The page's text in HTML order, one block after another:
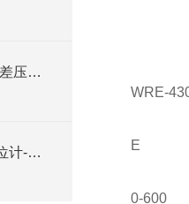
D530/7DD、D530/7DDK 差压控制器技术参数介绍
UHZ系列顶装式磁翻板液位计-上海自动化五厂
WRE-
E
0-600